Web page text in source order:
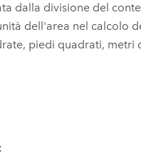
dalla divisione del
dell'area nel calcolo
piedi quadrati, metri